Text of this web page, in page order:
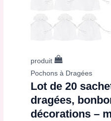
produit
Pochons à Dragées
Lot de 20
dragées,
décorations –